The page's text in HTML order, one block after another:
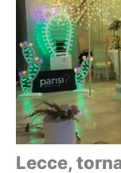
Lecce,